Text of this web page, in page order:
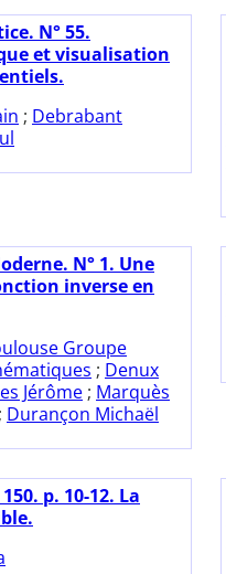
N° 55.
et visualisation
; Debrabant
N° 1. Une
inverse en
Groupe
; Denux
Jérôme ; Marquès
; Durançon Michaël
p. 10-12. La